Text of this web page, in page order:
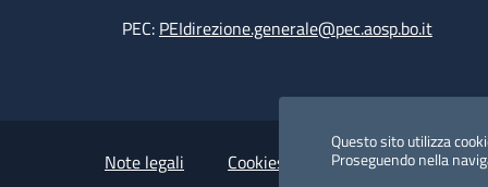
Questo sito utilizza
Proseguendo nella
PEC: PEIdirezione.generale@pec.aosp.bo.it
Small prints
Useful links section
Note legali Cookies Policy Policy privacy